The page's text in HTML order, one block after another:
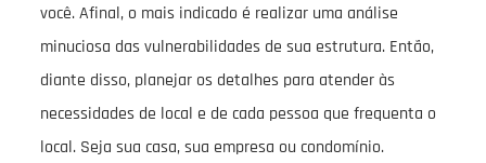
você. Afinal, o mais indicado é realizar uma análise
minuciosa das vulnerabilidades de sua estrutura. Então,
diante disso, planejar os detalhes para atender às
necessidades de local e de cada pessoa que frequenta o
local. Seja sua casa, sua empresa ou condomínio.